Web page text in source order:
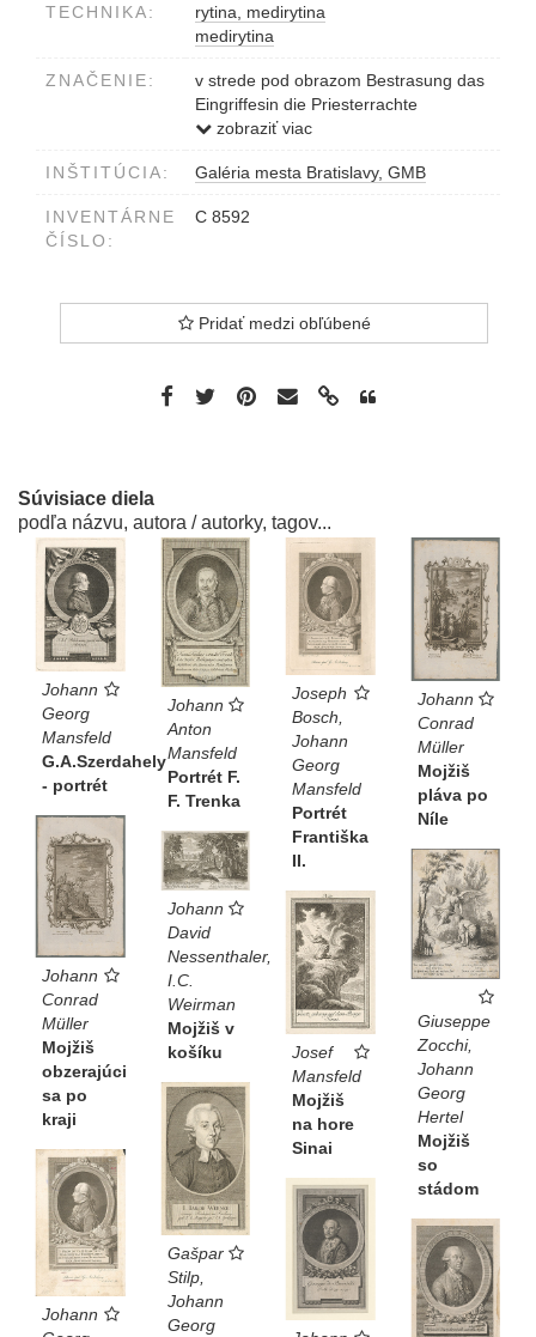
TECHNIKA:
rytina, medirytina
medirytina
ZNAČENIE:
v strede pod obrazom Bestrasung das
Eingriffesin die Priesterrachte
vpravo pod obrazom J.Mansfeld sc.
zobraziť viac
INŠTITÚCIA: Galéria mesta Bratislavy, GMB
INVENTÁRNE
ČÍSLO:
C 8592
Pridať medzi obľúbené
Súvisiace diela
podľa názvu, autora / autorky, tagov...
Johann
Georg
Mansfeld
G.A.Szerdahely
- portrét
Johann
Anton
Mansfeld
Portrét F.
F. Trenka
Joseph
Bosch,
Johann
Georg
Mansfeld
Portrét
Františka
II.
Johann
Conrad
Müller
Mojžiš
pláva po
Níle
Johann
Conrad
Müller
Mojžiš
obzerajúci
sa po
kraji
Johann
David
Nessenthaler,
I.C.
Weirman
Mojžiš v
košíku
Giuseppe
Zocchi,
Johann
Georg
Hertel
Mojžiš
so
stádom
Josef
Mansfeld
Mojžiš
na hore
Sinai
Gašpar
Stilp,
Johann
Georg
Johann